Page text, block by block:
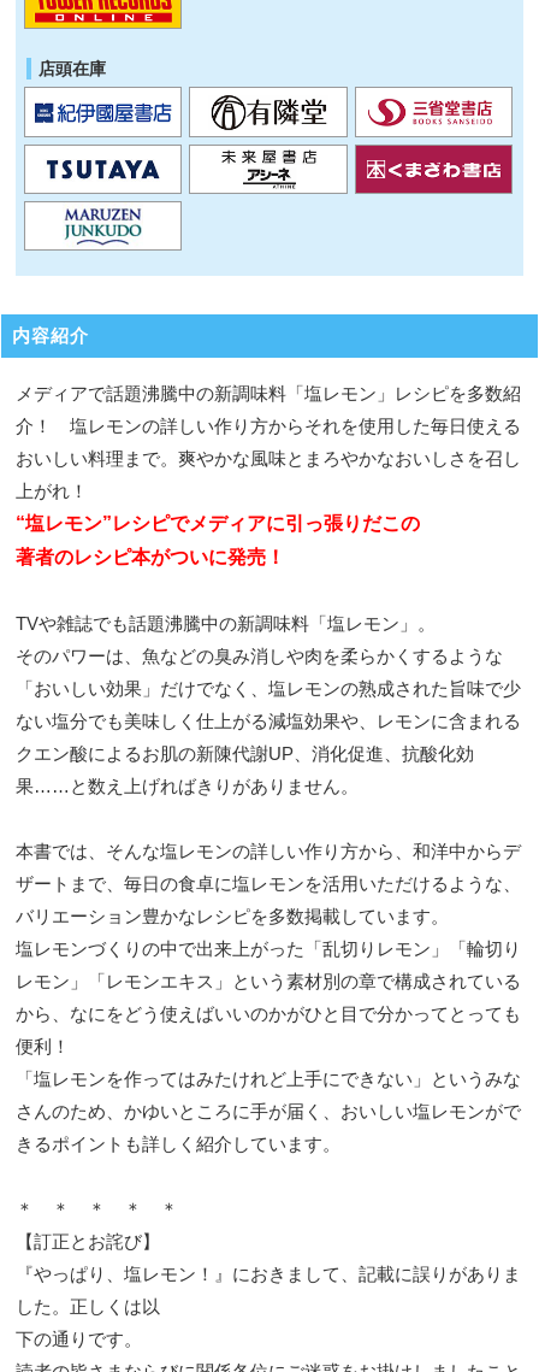
店頭在庫
内容紹介
メディアで話題沸騰中の新調味料「塩レモン」レシピを多数紹
介！ 塩レモンの詳しい作り方からそれを使用した毎日使える
おいしい料理まで。爽やかな風味とまろやかなおいしさを召し
上がれ！
“塩レモン”レシピでメディアに引っ張りだこの
著者のレシピ本がついに発売！
TVや雑誌でも話題沸騰中の新調味料「塩レモン」。
そのパワーは、魚などの臭み消しや肉を柔らかくするような
「おいしい効果」だけでなく、塩レモンの熟成された旨味で少
ない塩分でも美味しく仕上がる減塩効果や、レモンに含まれる
クエン酸によるお肌の新陳代謝UP、消化促進、抗酸化効
果……と数え上げればきりがありません。
本書では、そんな塩レモンの詳しい作り方から、和洋中からデ
ザートまで、毎日の食卓に塩レモンを活用いただけるような、
バリエーション豊かなレシピを多数掲載しています。
塩レモンづくりの中で出来上がった「乱切りレモン」「輪切り
レモン」「レモンエキス」という素材別の章で構成されている
から、なにをどう使えばいいのかがひと目で分かってとっても
便利！
「塩レモンを作ってはみたけれど上手にできない」というみな
さんのため、かゆいところに手が届く、おいしい塩レモンがで
きるポイントも詳しく紹介しています。
＊ ＊ ＊ ＊ ＊
【訂正とお詫び】
『やっぱり、塩レモン！』におきまして、記載に誤りがありま
した。正しくは以
下の通りです。